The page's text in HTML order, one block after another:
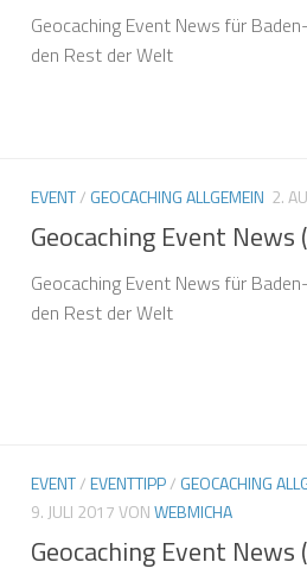
Geocaching Event News für
den Rest der Welt
EVENT/ GEOCACHING ALLGEMEIN 2.
Geocaching Event News
Geocaching Event News für
den Rest der Welt
EVENT/EVENTTIPP/ GEOCACHING
9. JULI 2017VONWEBMICHA
Geocaching Event News